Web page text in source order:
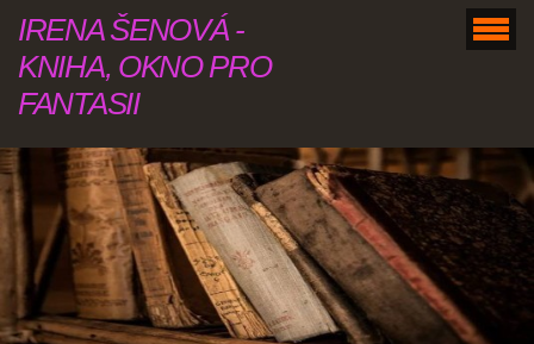
IRENA ŠENOVÁ -
KNIHA, OKNO PRO
FANTASII